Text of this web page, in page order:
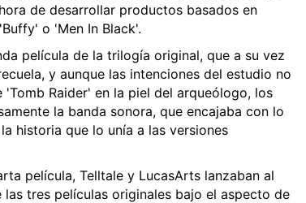
de desarrollar productos basados en
o 'Men In Black'.
película de la trilogía original, que a su vez
y aunque las intenciones del estudio no
Raider' en la piel del arqueólogo, los
la banda sonora, que encajaba con lo
historia que lo unía a las versiones
película, Telltale y LucasArts lanzaban al
las tres películas originales bajo el aspecto de